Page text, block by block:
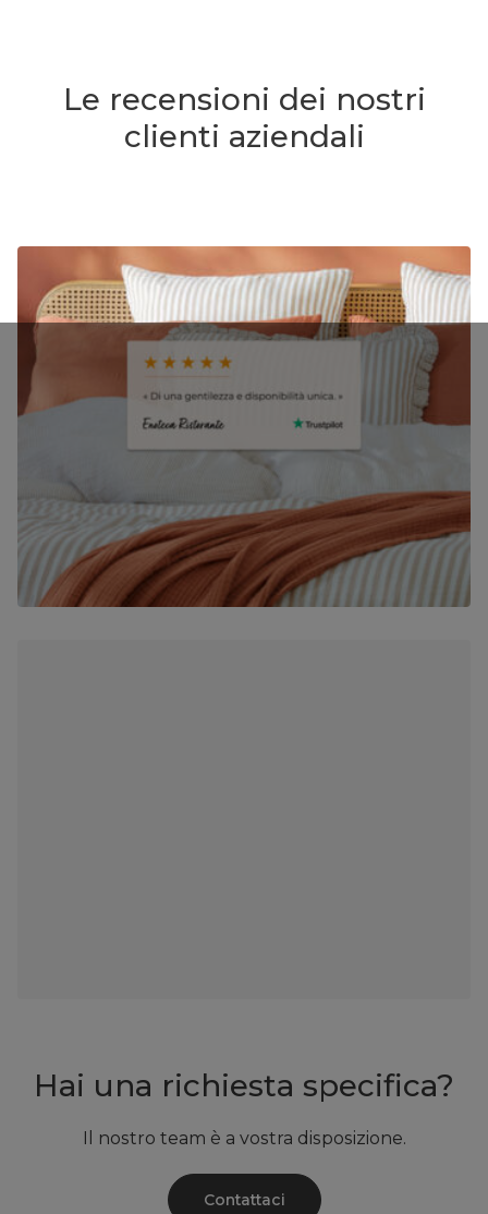
Le recensioni dei nostri
clienti aziendali
Hai una richiesta specifica?
Il nostro team è a vostra disposizione.
Contattaci